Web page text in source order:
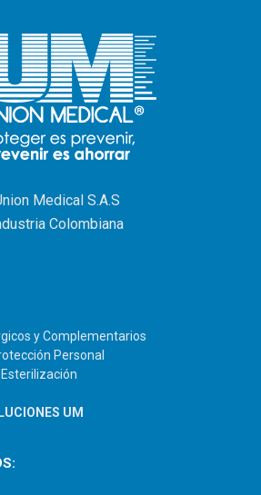
Medical S.A.S
Colombiana
y Complementarios
Personal
UM